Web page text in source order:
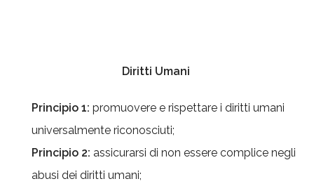
Diritti Umani
Principio 1: promuovere e rispettare i diritti umani
universalmente riconosciuti;
Principio 2: assicurarsi di non essere complice negli
abusi dei diritti umani;